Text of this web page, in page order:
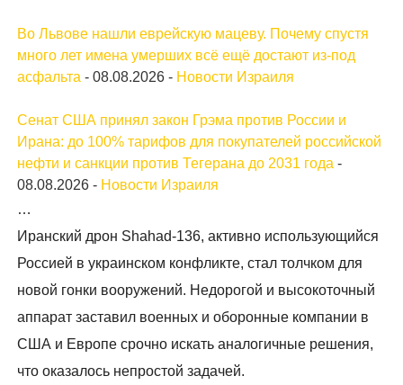
Во Львове нашли еврейскую мацеву. Почему спустя
много лет имена умерших всё ещё достают из-под
асфальта -08.08.2026 - Новости Израиля
Сенат США принял закон Грэма против России и
Ирана: до 100% тарифов для покупателей российской
нефти и санкции против Тегерана до 2031 года -
08.08.2026 - Новости Израиля
…
Иранский дрон Shahad-136, активно использующийся
Россией в украинском конфликте, стал толчком для
новой гонки вооружений. Недорогой и высокоточный
аппарат заставил военных и оборонные компании в
США и Европе срочно искать аналогичные решения,
что оказалось непростой задачей.